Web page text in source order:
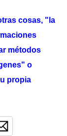
cosas, "la
métodos
o
propia